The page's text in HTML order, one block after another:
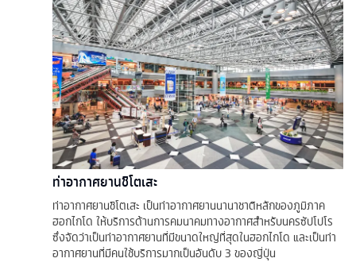
ท่าอากาศยานชิโตเสะ
ท่าอากาศยานชิโตเสะ เป็นท่าอากาศยานนานาชาติหลักของภูมิภาค
ฮอกไกโด ให้บริการด้านการคมนาคมทางอากาศสำหรับนครซัปโปโร
ซึ่งจัดว่าเป็นท่าอากาศยานที่มีขนาดใหญ่ที่สุดในฮอกไกโด และเป็นท่า
อากาศยานที่มีคนใช้บริการมากเป็นอันดับ 3 ของญี่ปุ่น